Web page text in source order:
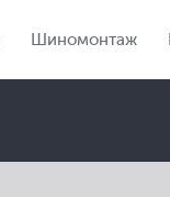
Шиномонтаж